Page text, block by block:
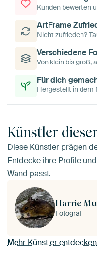
Kunden bewerten
ArtFrame
Nicht zufrieden?
Verschiedene
Von klein bis groß,
Für dich
Hergestellt in dem
Künstler
Diese Künstler prägen
Entdecke ihre Profile
Wand passt.
Mehr Künstler entdecken
Harrie
Fotograf